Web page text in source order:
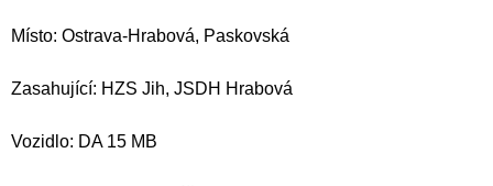
Místo: Ostrava-Hrabová, Paskovská
Zasahující: HZS Jih, JSDH Hrabová
Vozidlo: DA 15 MB